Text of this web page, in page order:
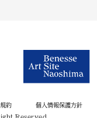
約
個人情報保護方針
Reserved.